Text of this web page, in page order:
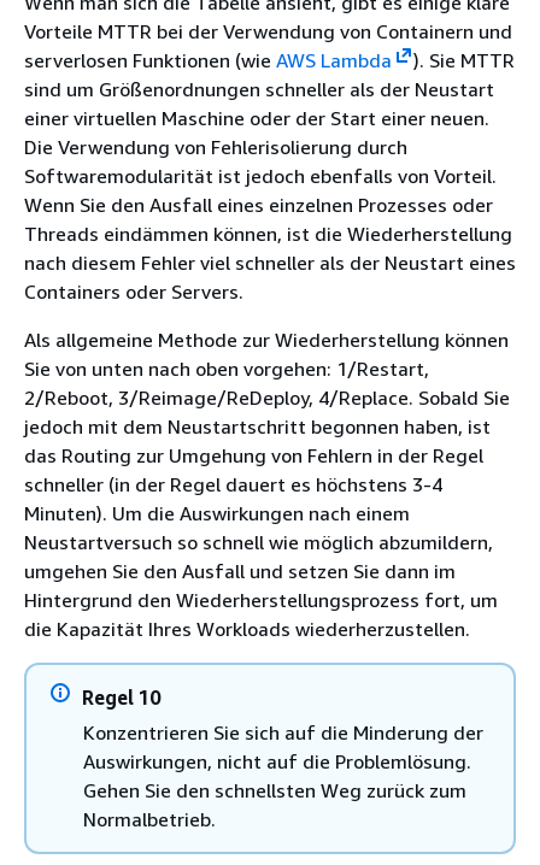
Vorteile MTTR bei der Verwendung von Containern und
serverlosen Funktionen (wie AWS Lambda
). Sie MTTR
sind um Größenordnungen schneller als der Neustart
einer virtuellen Maschine oder der Start einer neuen.
Die Verwendung von Fehlerisolierung durch
Softwaremodularität ist jedoch ebenfalls von Vorteil.
Wenn Sie den Ausfall eines einzelnen Prozesses oder
Threads eindämmen können, ist die Wiederherstellung
nach diesem Fehler viel schneller als der Neustart eines
Containers oder Servers.
Als allgemeine Methode zur Wiederherstellung können
Sie von unten nach oben vorgehen: 1/Restart,
2/Reboot, 3/Reimage/ReDeploy, 4/Replace. Sobald Sie
jedoch mit dem Neustartschritt begonnen haben, ist
das Routing zur Umgehung von Fehlern in der Regel
schneller (in der Regel dauert es höchstens 3-4
Minuten). Um die Auswirkungen nach einem
Neustartversuch so schnell wie möglich abzumildern,
umgehen Sie den Ausfall und setzen Sie dann im
Hintergrund den Wiederherstellungsprozess fort, um
die Kapazität Ihres Workloads wiederherzustellen.
Regel 10
Konzentrieren Sie sich auf die Minderung der
Auswirkungen, nicht auf die Problemlösung.
Gehen Sie den schnellsten Weg zurück zum
Normalbetrieb.